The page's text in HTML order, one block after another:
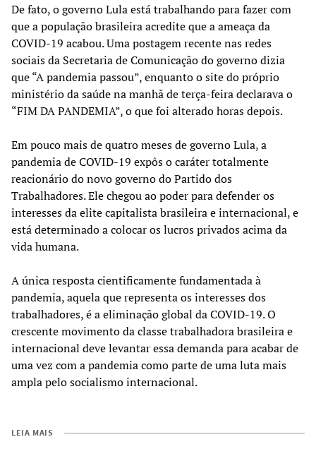
De fato, o governo Lula está trabalhando para fazer com
que a população brasileira acredite que a ameaça da
COVID-19 acabou. Uma postagem recente nas redes
sociais da Secretaria de Comunicação do governo dizia
que “A pandemia passou”, enquanto o site do próprio
ministério da saúde na manhã de terça-feira declarava o
“FIM DA PANDEMIA”, o que foi alterado horas depois.
Em pouco mais de quatro meses de governo Lula, a
pandemia de COVID-19 expôs o caráter totalmente
reacionário do novo governo do Partido dos
Trabalhadores. Ele chegou ao poder para defender os
interesses da elite capitalista brasileira e internacional, e
está determinado a colocar os lucros privados acima da
vida humana.
A única resposta cientificamente fundamentada à
pandemia, aquela que representa os interesses dos
trabalhadores, é a eliminação global da COVID-19. O
crescente movimento da classe trabalhadora brasileira e
internacional deve levantar essa demanda para acabar de
uma vez com a pandemia como parte de uma luta mais
ampla pelo socialismo internacional.
LEIA MAIS